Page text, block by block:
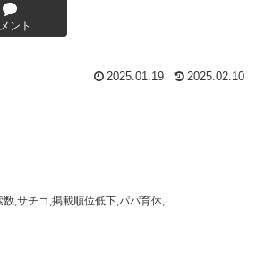
ント
2025.01.19 2025.02.10
,サチコ,掲載順位低下,パパ育休,